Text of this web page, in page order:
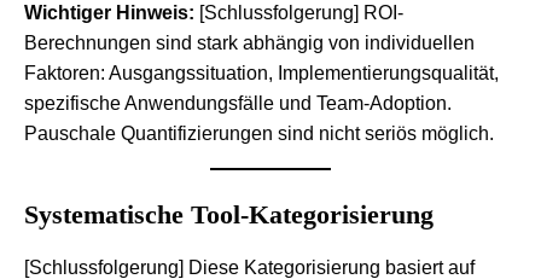
Wichtiger Hinweis: [Schlussfolgerung] ROI-
Berechnungen sind stark abhängig von individuellen
Faktoren: Ausgangssituation, Implementierungsqualität,
spezifische Anwendungsfälle und Team-Adoption.
Pauschale Quantifizierungen sind nicht seriös möglich.
Systematische Tool-Kategorisierung
[Schlussfolgerung] Diese Kategorisierung basiert auf